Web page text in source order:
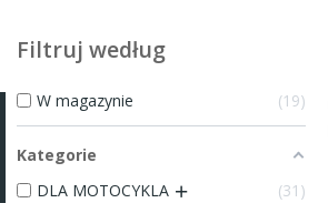
Filtruj według
W magazynie 19
Kategorie
DLA MOTOCYKLA
31